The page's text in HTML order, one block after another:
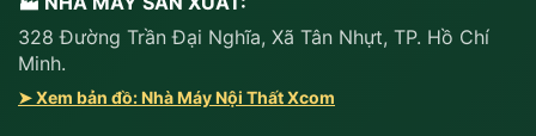
328 Đường Trần Đại Nghĩa, Xã Tân Nhựt, TP. Hồ Chí
Minh.
➤ Xem bản đồ: Nhà Máy Nội Thất Xcom